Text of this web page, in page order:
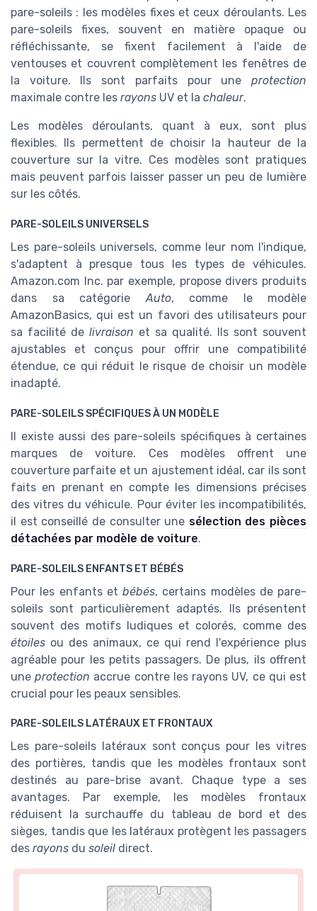
pare-soleils : les modèles fixes et ceux déroulants. Les
pare-soleils fixes, souvent en matière opaque ou
réfléchissante, se fixent facilement à l'aide de
ventouses et couvrent complètement les fenêtres de
la voiture. Ils sont parfaits pour une protection
maximale contre les rayons UV et la chaleur.
Les modèles déroulants, quant à eux, sont plus
flexibles. Ils permettent de choisir la hauteur de la
couverture sur la vitre. Ces modèles sont pratiques
mais peuvent parfois laisser passer un peu de lumière
sur les côtés.
PARE-SOLEILS UNIVERSELS
Les pare-soleils universels, comme leur nom l'indique,
s'adaptent à presque tous les types de véhicules.
Amazon.com Inc. par exemple, propose divers produits
dans sa catégorieAuto, comme le modèle
AmazonBasics, qui est un favori des utilisateurs pour
sa facilité de livraison et sa qualité. Ils sont souvent
ajustables et conçus pour offrir une compatibilité
étendue, ce qui réduit le risque de choisir un modèle
inadapté.
PARE-SOLEILS SPÉCIFIQUES À UN MODÈLE
Il existe aussi des pare-soleils spécifiques à certaines
marques de voiture. Ces modèles offrent une
couverture parfaite et un ajustement idéal, car ils sont
faits en prenant en compte les dimensions précises
des vitres du véhicule. Pour éviter les incompatibilités,
il est conseillé de consulter une sélection des pièces
détachées par modèle de voiture.
PARE-SOLEILS ENFANTS ET BÉBÉS
Pour les enfants et bébés, certains modèles de pare-
soleils sont particulièrement adaptés. Ils présentent
souvent des motifs ludiques et colorés, comme des
étoiles ou des animaux, ce qui rend l'expérience plus
agréable pour les petits passagers. De plus, ils offrent
uneprotection accrue contre les rayons UV, ce qui est
crucial pour les peaux sensibles.
PARE-SOLEILS LATÉRAUX ET FRONTAUX
Les pare-soleils latéraux sont conçus pour les vitres
des portières, tandis que les modèles frontaux sont
destinés au pare-brise avant. Chaque type a ses
avantages. Par exemple, les modèles frontaux
réduisent la surchauffe du tableau de bord et des
sièges, tandis que les latéraux protègent les passagers
des rayons du soleil direct.